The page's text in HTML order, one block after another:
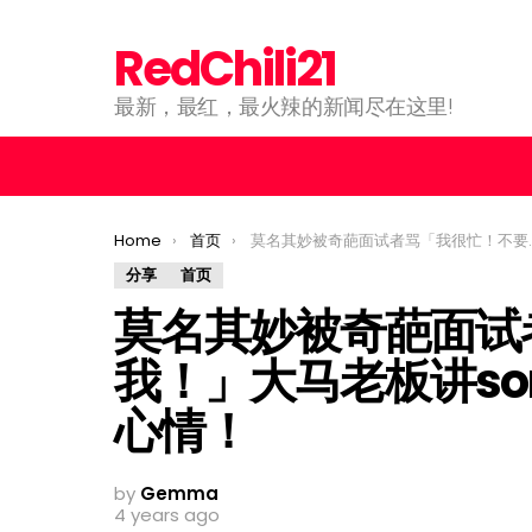
RedChili21
最新，最红，最火辣的新闻尽在这里!
You are here:
Home 首页
莫名其妙被奇葩面试者骂「我很忙！不要催我！」大马老板讲sorry：是我没有顾好你的心情！
分享
首页
莫名其妙被奇葩面
我！」大马老板讲
心情！
by Gemma
4 years ago